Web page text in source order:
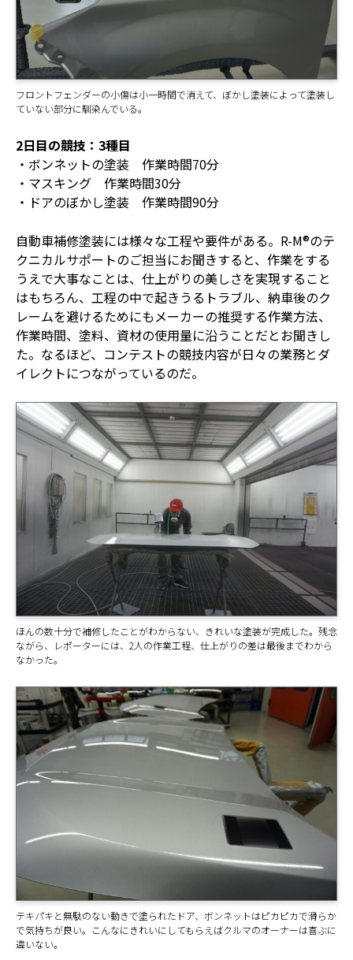
フロントフェンダーの小傷は小一時間で消えて、ぼかし塗装によって塗装し
ていない部分に馴染んでいる。
2日目の競技：3種目
・ボンネットの塗装 作業時間70分
・マスキング 作業時間30分
・ドアのぼかし塗装 作業時間90分
自動車補修塗装には様々な工程や要件がある。R-M®のテ
クニカルサポートのご担当にお聞きすると、作業をする
うえで大事なことは、仕上がりの美しさを実現すること
はもちろん、工程の中で起きうるトラブル、納車後のク
レームを避けるためにもメーカーの推奨する作業方法、
作業時間、塗料、資材の使用量に沿うことだとお聞きし
た。なるほど、コンテストの競技内容が日々の業務とダ
イレクトにつながっているのだ。
ほんの数十分で補修したことがわからない、きれいな塗装が完成した。残念
ながら、レポーターには、2人の作業工程、仕上がりの差は最後までわから
なかった。
テキパキと無駄のない動きで塗られたドア、ボンネットはピカピカで滑らか
で気持ちが良い。こんなにきれいにしてもらえばクルマのオーナーは喜ぶに
違いない。